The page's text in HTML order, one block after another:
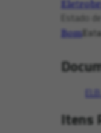
Estado
Bom
Itens